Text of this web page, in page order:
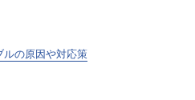
ルの原因や対応策